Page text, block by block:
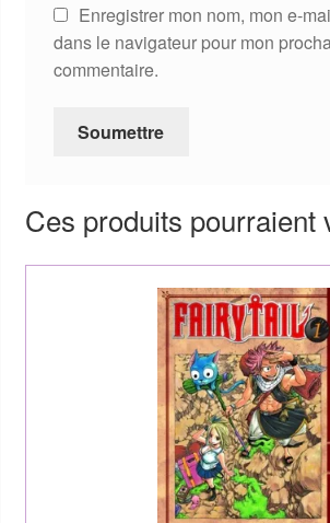
Enregistrer mon nom, mon e-
dans le navigateur pour mon
commentaire.
Ces produits pourraient